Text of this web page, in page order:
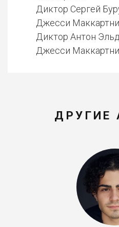
Диктор Сергей
Джесси
Диктор Антон
Джесси
ДРУГИЕ